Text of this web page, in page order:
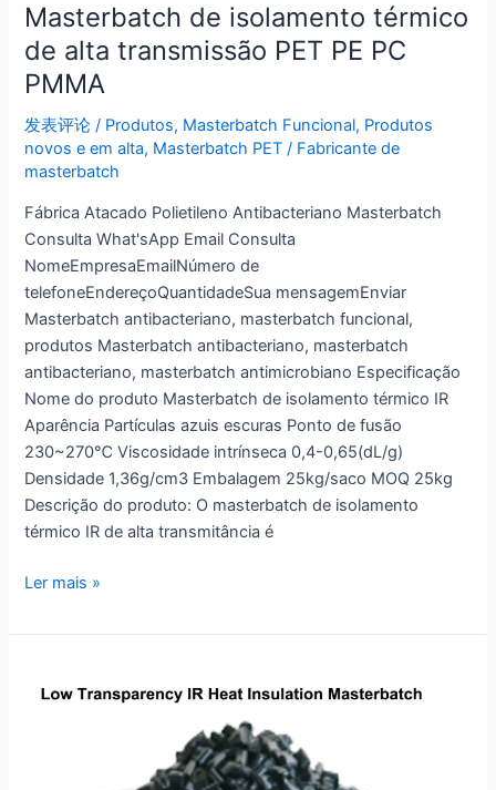
Masterbatch de isolamento térmico
de alta transmissão PET PE PC
PMMA
发表评论 / Produtos, Masterbatch Funcional, Produtos
novos e em alta, Masterbatch PET / Fabricante de
masterbatch
Fábrica Atacado Polietileno Antibacteriano Masterbatch
Consulta What'sApp Email Consulta
NomeEmpresaEmailNúmero de
telefoneEndereçoQuantidadeSua mensagemEnviar
Masterbatch antibacteriano, masterbatch funcional,
produtos Masterbatch antibacteriano, masterbatch
antibacteriano, masterbatch antimicrobiano Especificação
Nome do produto Masterbatch de isolamento térmico IR
Aparência Partículas azuis escuras Ponto de fusão
230~270℃ Viscosidade intrínseca 0,4-0,65(dL/g)
Densidade 1,36g/cm3 Embalagem 25kg/saco MOQ 25kg
Descrição do produto: O masterbatch de isolamento
térmico IR de alta transmitância é
Ler mais »
de